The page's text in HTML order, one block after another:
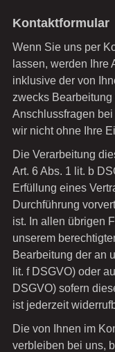
Kontaktformular
Wenn Sie uns per
lassen, werden Ihre
inklusive der von
zwecks
Anschlussfragen
wir nicht ohne Ihre
Die Verarbeitung
Art. 6 Abs. 1 lit. b
Erfüllung eines
Durchführung
ist. In allen übrigen
unserem
Bearbeitung der an
lit. f DSGVO) oder
DSGVO) sofern
ist jederzeit
Die von Ihnen im
verbleiben bei uns,